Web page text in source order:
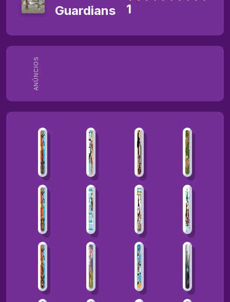
ANÚNCIOS
Guardians
1